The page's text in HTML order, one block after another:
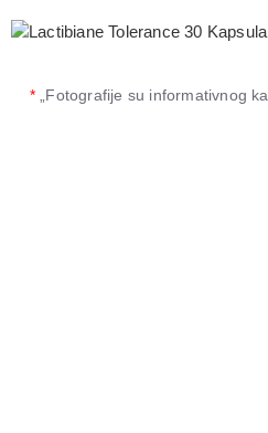
*„Fotografije su informativnog